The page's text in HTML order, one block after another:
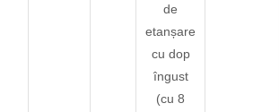
de
etanșare
cu dop
îngust
(cu 8